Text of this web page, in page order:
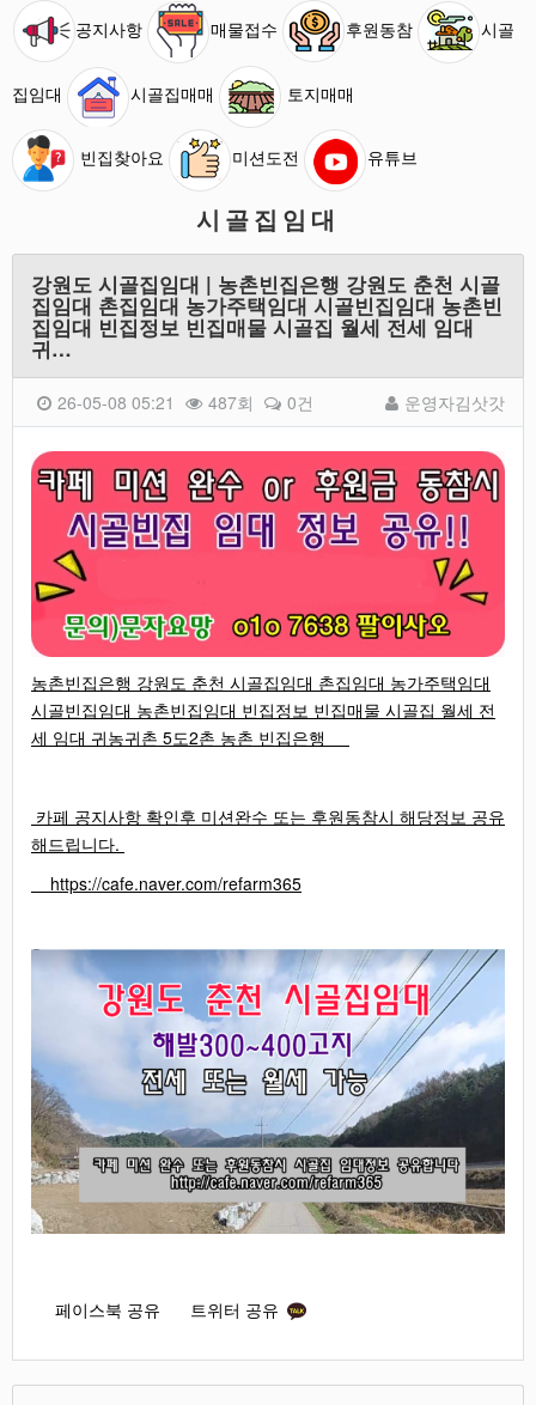
공지사항 매물접수 후원동참 시골
집임대 시골집매매 토지매매
빈집찾아요 미션도전 유튜브
시골집임대
강원도 시골집임대 | 농촌빈집은행 강원도 춘천 시골
집임대 촌집임대 농가주택임대 시골빈집임대 농촌빈
집임대 빈집정보 빈집매물 시골집 월세 전세 임대
귀…
운영자김삿갓
26-05-08 05:21 487회 0건
본문
농촌빈집은행 강원도 춘천 시골집임대 촌집임대 농가주택임대
시골빈집임대 농촌빈집임대 빈집정보 빈집매물 시골집 월세 전
세 임대 귀농귀촌 5도2촌 농촌 빈집은행
카페 공지사항 확인후 미션완수 또는 후원동참시 해당정보 공유
해드립니다.
https://cafe.naver.com/refarm365
페이스북 공유 트위터 공유